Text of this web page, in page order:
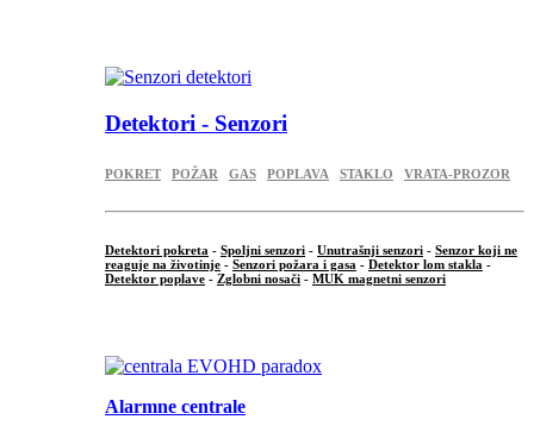
Detektori - Senzori
POKRET POŽAR GAS POPLAVA STAKLO VRATA-PROZOR
Detektori pokreta - Spoljni senzori - Unutrašnji senzori - Senzor koji ne
reaguje na životinje - Senzori požara i gasa - Detektor lom stakla -
Detektor poplave - Zglobni nosači - MUK magnetni senzori
Alarmne centrale